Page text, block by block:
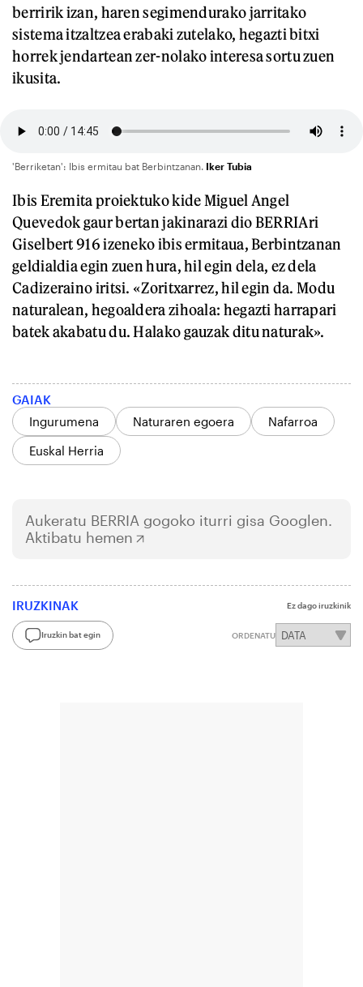
berririk izan, haren segimendurako jarritako
sistema itzaltzea erabaki zutelako, hegazti bitxi
horrek jendartean zer-nolako interesa sortu zuen
ikusita.
'Berriketan': Ibis ermitau bat Berbintzanan. Iker Tubia
Ibis Eremita proiektuko kide Miguel Angel
Quevedok gaur bertan jakinarazi dio BERRIAri
Giselbert 916 izeneko ibis ermitaua, Berbintzanan
geldialdia egin zuen hura, hil egin dela, ez dela
Cadizeraino iritsi. «Zoritxarrez, hil egin da. Modu
naturalean, hegoaldera zihoala: hegazti harrapari
batek akabatu du. Halako gauzak ditu naturak».
GAIAK
Ingurumena
Naturaren egoera
Nafarroa
Euskal Herria
Aukeratu BERRIA gogoko iturri gisa Googlen.
Aktibatu hemen
IRUZKINAK Ez dago iruzkinik
Iruzkin bat egin ORDENATU